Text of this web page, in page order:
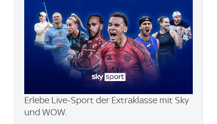
Erlebe Live-Sport der Extraklasse mit Sky
und WOW.